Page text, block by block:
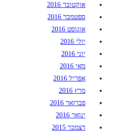
אוקטובר 2016
ספטמבר 2016
אוגוסט 2016
יולי 2016
יוני 2016
מאי 2016
אפריל 2016
מרץ 2016
פברואר 2016
ינואר 2016
דצמבר 2015